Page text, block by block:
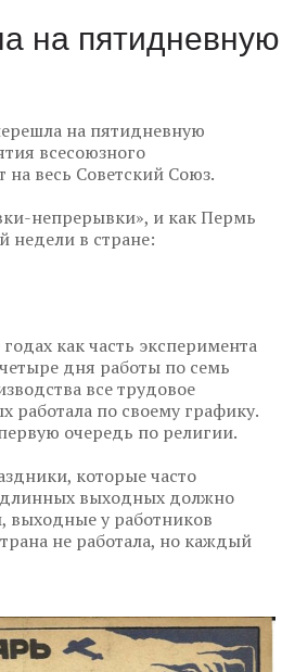
на пятидневную
на пятидневную
всесоюзного
на весь Советский Союз.
непрерывки», и как Пермь
недели в стране:
как часть эксперимента
дня работы по семь
все трудовое
работала по своему графику.
очередь по религии.
которые часто
длинных выходных должно
выходные у работников
не работала, но каждый